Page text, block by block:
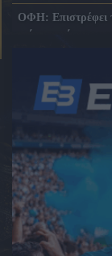
ΟΦΗ: Επιστρέφει
τρίτη εμφάνιση
Θρίλερ στον
σορός σε σπηλιά,
Ισιδώρους
Η Μάντσεστερ
Μαρσέιγ για την
8 Αυγούστου
Φωτιά σε Αττική
μέσα σε δύο
8 Αυγούστου